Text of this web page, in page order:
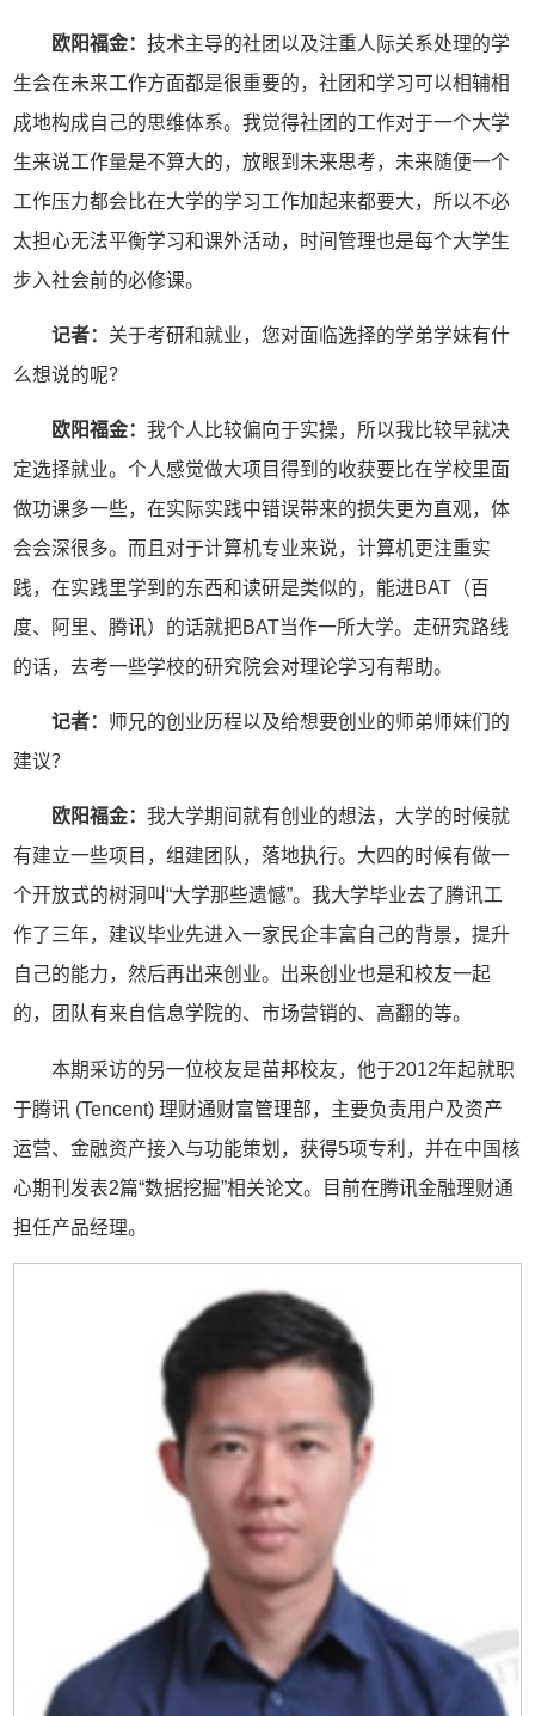
欧阳福金： 技术主导的社团以及注重人际关系处理的学
生会在未来工作方面都是很重要的，社团和学习可以相辅相
成地构成自己的思维体系。我觉得社团的工作对于一个大学
生来说工作量是不算大的，放眼到未来思考，未来随便一个
工作压力都会比在大学的学习工作加起来都要大，所以不必
太担心无法平衡学习和课外活动，时间管理也是每个大学生
步入社会前的必修课。
记者： 关于考研和就业，您对面临选择的学弟学妹有什
么想说的呢？
欧阳福金： 我个人比较偏向于实操，所以我比较早就决
定选择就业。个人感觉做大项目得到的收获要比在学校里面
做功课多一些，在实际实践中错误带来的损失更为直观，体
会会深很多。而且对于计算机专业来说，计算机更注重实
践，在实践里学到的东西和读研是类似的，能进BAT（百
度、阿里、腾讯）的话就把BAT当作一所大学。走研究路线
的话，去考一些学校的研究院会对理论学习有帮助。
记者： 师兄的创业历程以及给想要创业的师弟师妹们的
建议？
欧阳福金： 我大学期间就有创业的想法，大学的时候就
有建立一些项目，组建团队，落地执行。大四的时候有做一
个开放式的树洞叫“大学那些遗憾”。我大学毕业去了腾讯工
作了三年，建议毕业先进入一家民企丰富自己的背景，提升
自己的能力，然后再出来创业。出来创业也是和校友一起
的，团队有来自信息学院的、市场营销的、高翻的等。
本期采访的另一位校友是苗邦校友，他于2012年起就职
于腾讯 (Tencent) 理财通财富管理部，主要负责用户及资产
运营、金融资产接入与功能策划，获得5项专利，并在中国核
心期刊发表2篇“数据挖掘”相关论文。目前在腾讯金融理财通
担任产品经理。